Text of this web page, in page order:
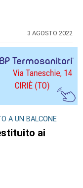
3 AGOSTO 2022
A UN BALCONE
ai